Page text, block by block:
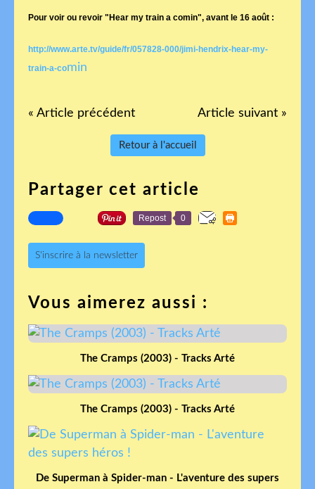
Pour voir ou revoir "Hear my train a comin", avant le 16 août :
http://www.arte.tv/guide/fr/057828-000/jimi-hendrix-hear-my-
train-a-comin
« Article précédent Article suivant »
Retour à l'accueil
Partager cet article
Repost 0
S'inscrire à la newsletter
Vous aimerez aussi :
The Cramps (2003) - Tracks Arté
The Cramps (2003) - Tracks Arté
De Superman à Spider-man - L'aventure des supers